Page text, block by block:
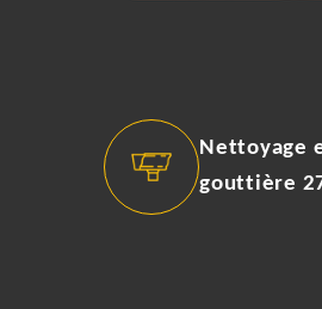
Nettoyage
gouttière